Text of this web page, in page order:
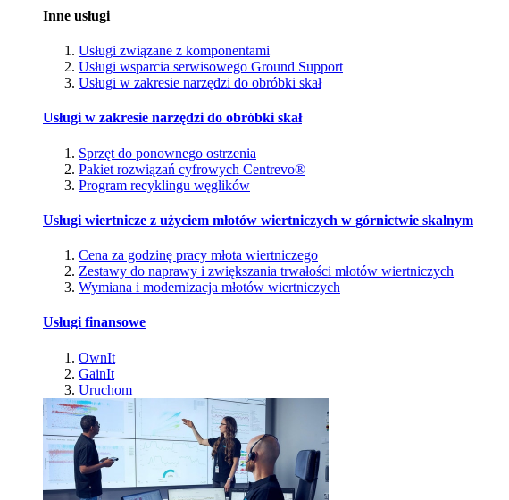
Inne usługi
Usługi związane z komponentami
Usługi wsparcia serwisowego Ground Support
Usługi w zakresie narzędzi do obróbki skał
Usługi w zakresie narzędzi do obróbki skał
Sprzęt do ponownego ostrzenia
Pakiet rozwiązań cyfrowych Centrevo®
Program recyklingu węglików
Usługi wiertnicze z użyciem młotów wiertniczych w górnictwie skalnym
Cena za godzinę pracy młota wiertniczego
Zestawy do naprawy i zwiększania trwałości młotów wiertniczych
Wymiana i modernizacja młotów wiertniczych
Usługi finansowe
OwnIt
GainIt
Uruchom